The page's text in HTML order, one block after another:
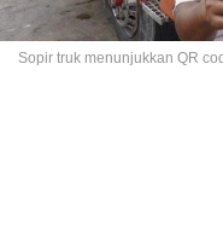
Sopir truk menunjukkan QR